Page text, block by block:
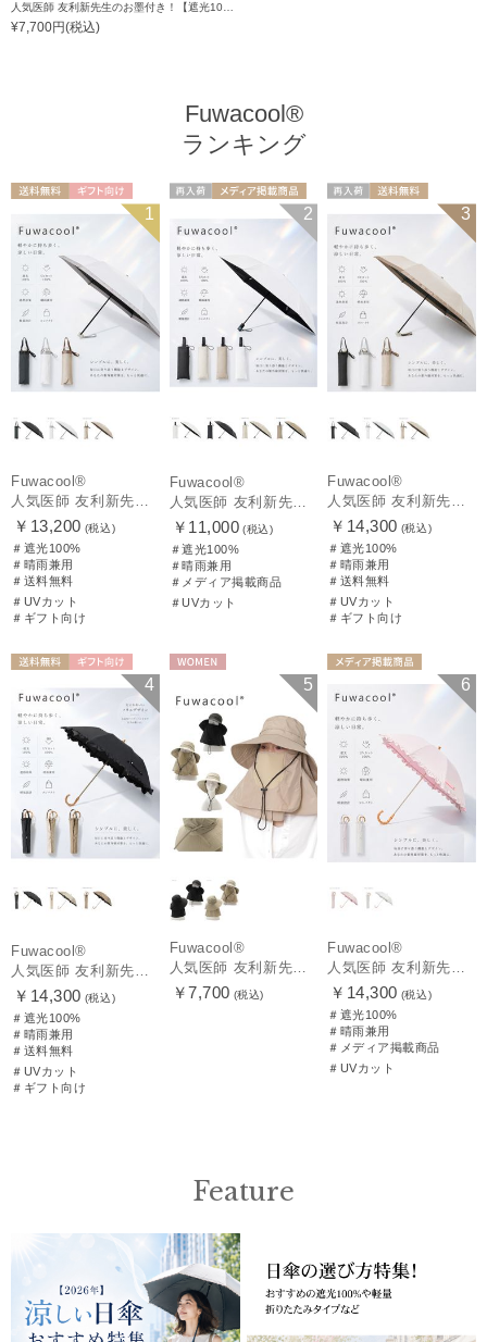
人気医師 友利新先生のお墨付き！【遮光100％帽子】フワクール® (Fuwacool®) 日差しを完全遮断バッククロスハット 遮光100 UV100
¥7,700円(税込)
Fuwacool®
ランキング
ギフト向け
UNISEX
1
Fuwacool®
￥13,200 (税込)
＃遮光100%
＃晴雨兼用
＃送料無料
＃UVカット
＃ギフト向け
メディア掲載商
UNISEX 2
Fuwacool®
￥11,000 (税込)
＃遮光100%
＃晴雨兼用
＃メディア掲載商品
＃UVカット
ギフト向けUNISEX 3
Fuwacool®
￥14,300 (税込)
＃遮光100%
＃晴雨兼用
＃送料無料
＃UVカット
＃ギフト向け
ギフト向け
WOMEN
4
Fuwacool®
人気医師 友利新先生がほんきで作った”絶対に忘れない誰でも日傘” エレガント派のバンブーフリル【晴雨兼用日傘】フワクール® (Fuwacool®) 雨の日OK 軽量 遮光100% UV100％
￥14,300 (税込)
＃遮光100%
＃晴雨兼用
＃送料無料
＃UVカット
＃ギフト向け
5
Fuwacool®
人気医師 友利新先生のお墨付き！【遮光100％帽子】フワクール® (Fuwacool®) 日差しを完全遮断サファリハット 遮光100 UV100
￥7,700 (税込)
品
WOMEN 6
Fuwacool®
人気医師 友利新先生がほんきで作った”絶対に忘れない誰でも日傘” エレガント派のバンブーフリル【晴雨兼用折日傘】フワクール® (Fuwacool®) 雨の日OK 軽量 遮光100% UV100％
￥14,300 (税込)
＃遮光100%
＃晴雨兼用
＃メディア掲載商品
＃UVカット
Feature